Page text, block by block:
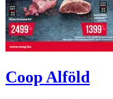
Coop Alföld